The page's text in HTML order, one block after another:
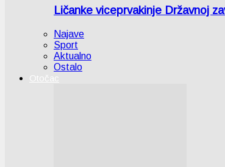
Ličanke viceprvakinje Državnoj
Najave
Sport
Aktualno
Ostalo
Otočac